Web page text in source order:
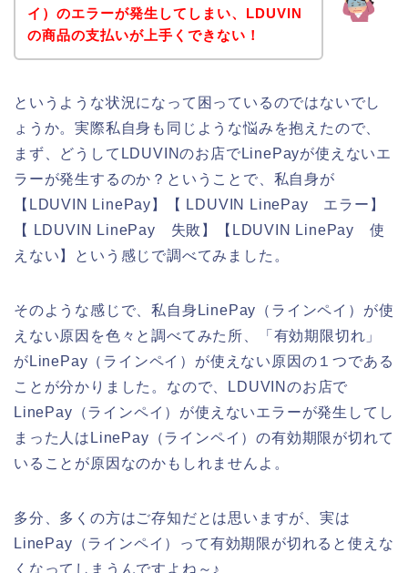
イ）のエラーが発生してしまい、LDUVIN
の商品の支払いが上手くできない！
というような状況になって困っているのではないでし
ょうか。実際私自身も同じような悩みを抱えたので、
まず、どうしてLDUVINのお店でLinePayが使えないエ
ラーが発生するのか？ということで、私自身が
【LDUVIN LinePay】【 LDUVIN LinePay エラー】
【 LDUVIN LinePay 失敗】【LDUVIN LinePay 使
えない】という感じで調べてみました。
そのような感じで、私自身LinePay（ラインペイ）が使
えない原因を色々と調べてみた所、「有効期限切れ」
がLinePay（ラインペイ）が使えない原因の１つである
ことが分かりました。なので、LDUVINのお店で
LinePay（ラインペイ）が使えないエラーが発生してし
まった人はLinePay（ラインペイ）の有効期限が切れて
いることが原因なのかもしれませんよ。
多分、多くの方はご存知だとは思いますが、実は
LinePay（ラインペイ）って有効期限が切れると使えな
くなってしまうんですよね～♪